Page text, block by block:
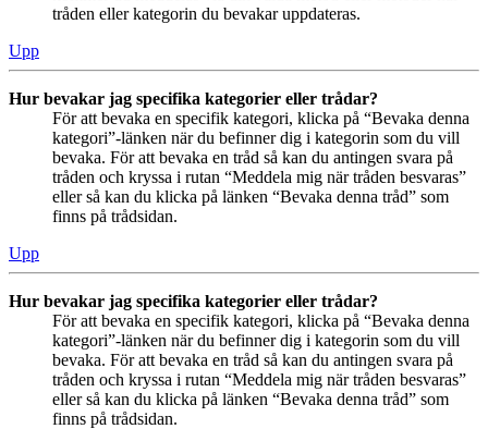
tråden eller kategorin du bevakar uppdateras.
Upp
Hur bevakar jag specifika kategorier eller trådar?
För att bevaka en specifik kategori, klicka på “Bevaka denna
kategori”-länken när du befinner dig i kategorin som du vill
bevaka. För att bevaka en tråd så kan du antingen svara på
tråden och kryssa i rutan “Meddela mig när tråden besvaras”
eller så kan du klicka på länken “Bevaka denna tråd” som
finns på trådsidan.
Upp
Hur bevakar jag specifika kategorier eller trådar?
För att bevaka en specifik kategori, klicka på “Bevaka denna
kategori”-länken när du befinner dig i kategorin som du vill
bevaka. För att bevaka en tråd så kan du antingen svara på
tråden och kryssa i rutan “Meddela mig när tråden besvaras”
eller så kan du klicka på länken “Bevaka denna tråd” som
finns på trådsidan.